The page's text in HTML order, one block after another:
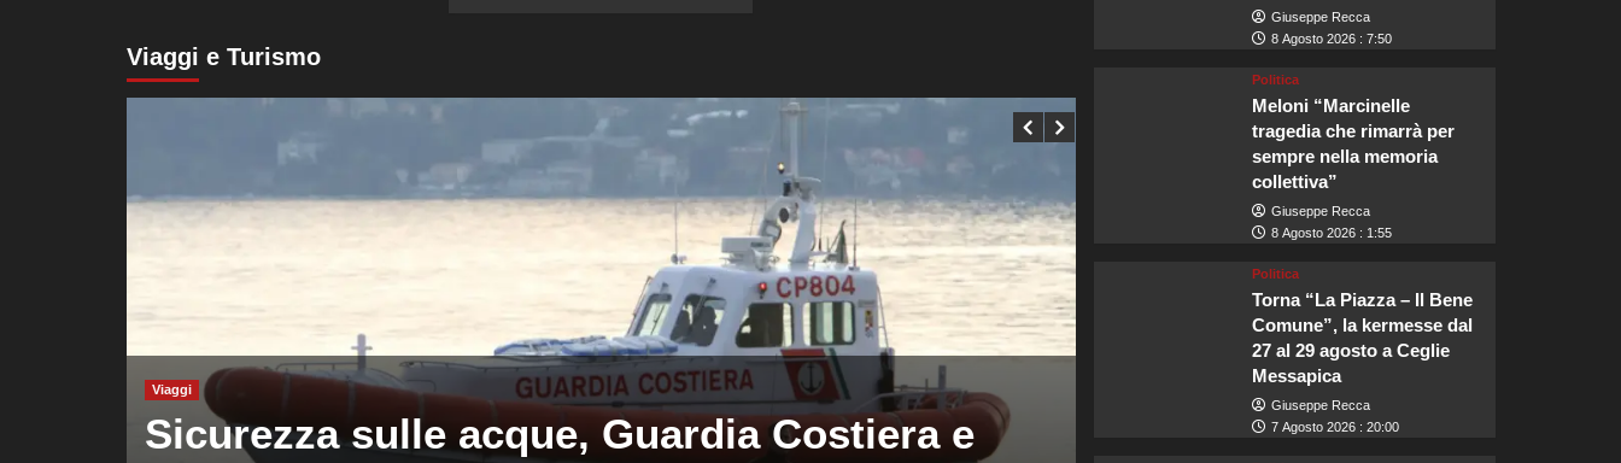
Gran
ed
bronzo
knockout
di
fondo,
quarto
nella
gara
maschile
staff
Mancini:
Bollini
vice,
Oriali
torna
team
manager,
Bonucci
tra
collaboratori
Viaggi e Turismo
Viaggi
Sicurezza sulle acque, Guardia Costiera e
Perché Beaverbrook è la
matrimonio di Zendaya e
Giuseppe Recca
8 Agosto 2026 : 7:50
Politica
Meloni “Marcinelle
tragedia che rimarrà per
sempre nella memoria
collettiva”
Giuseppe Recca
8 Agosto 2026 : 1:55
Politica
Torna “La Piazza – Il Bene
Comune”, la kermesse dal
27 al 29 agosto a Ceglie
Messapica
Giuseppe Recca
7 Agosto 2026 : 20:00